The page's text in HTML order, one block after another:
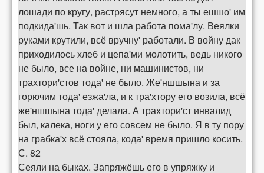
лошади по кругу, растрясут немного, а ты ешшо' им
подкида'шь. Так вот и шла работа пома'лу. Веялки
руками крутили, всё вручну' работали. В войну дак
приходилось хлеб и цепа'ми молотить, ведь никого
не было, все на войне, ни машинистов, ни
трахтори'стов тода' не было. Же'ншшына и за
горючим тода' езжа'ла, и к тра'хтору его возила, всё
же'ншшына тода' делала. А трахтори'ст инвалид
был, калека, ноги у его совсем не было. Я в ту пору
на грабка'х всё стояла, кода' время пришло косить.
С. 82
Сеяли на быках. Запряжёшь его в упряжку и